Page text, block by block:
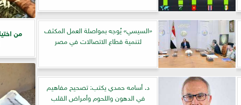
«السيسي» يُوجه بمواصلة العمل المكثف
لتنمية قطاع الاتصالات في مصر
د. أسامه حمدي يكتب: تصحيح مفاهيم
في الدهون واللحوم وأمراض القلب